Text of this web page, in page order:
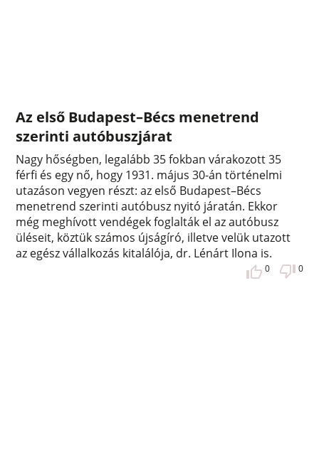
Az első Budapest–Bécs menetrend
szerinti autóbuszjárat
Nagy hőségben, legalább 35 fokban várakozott 35
férfi és egy nő, hogy 1931. május 30-án történelmi
utazáson vegyen részt: az első Budapest–Bécs
menetrend szerinti autóbusz nyitó járatán. Ekkor
még meghívott vendégek foglalták el az autóbusz
üléseit, köztük számos újságíró, illetve velük utazott
az egész vállalkozás kitalálója, dr. Lénárt Ilona is.
0 0